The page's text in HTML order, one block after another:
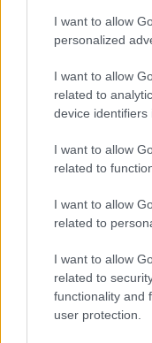
I want to allow
personalized
I want to allow
related to
device identifiers
I want to allow
related to
I want to allow
related to
I want to allow
related to
functionality and
user protection.
Alessandro Tassinari · 5
Molise senza folla: